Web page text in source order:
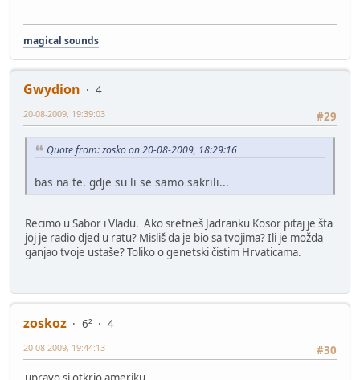
magical sounds
Gwydion
4
#29
20-08-2009, 19:39:03
Quote from: zosko on 20-08-2009, 18:29:16
bas na te. gdje su li se samo sakrili...
Recimo u Sabor i Vladu. Ako sretneš Jadranku Kosor pitaj je šta
joj je radio djed u ratu? Misliš da je bio sa tvojima? Ili je možda
ganjao tvoje ustaše? Toliko o genetski čistim Hrvaticama.
zoskoz 6²
4
#30
20-08-2009, 19:44:13